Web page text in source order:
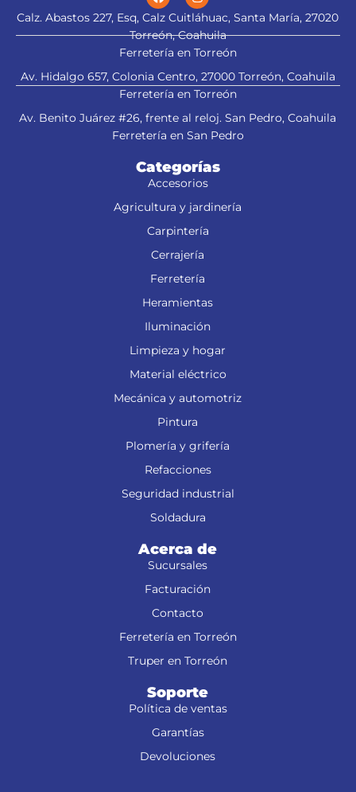
Calz. Abastos 227, Esq, Calz Cuitláhuac, Santa María, 27020
Torreón, Coahuila
Ferretería en Torreón
Av. Hidalgo 657, Colonia Centro, 27000 Torreón, Coahuila
Ferretería en Torreón
Av. Benito Juárez #26, frente al reloj. San Pedro, Coahuila
Ferretería en San Pedro
Categorías
Accesorios
Agricultura y jardinería
Carpintería
Cerrajería
Ferretería
Heramientas
Iluminación
Limpieza y hogar
Material eléctrico
Mecánica y automotriz
Pintura
Plomería y grifería
Refacciones
Seguridad industrial
Soldadura
Acerca de
Sucursales
Facturación
Contacto
Ferretería en Torreón
Truper en Torreón
Soporte
Política de ventas
Garantías
Devoluciones